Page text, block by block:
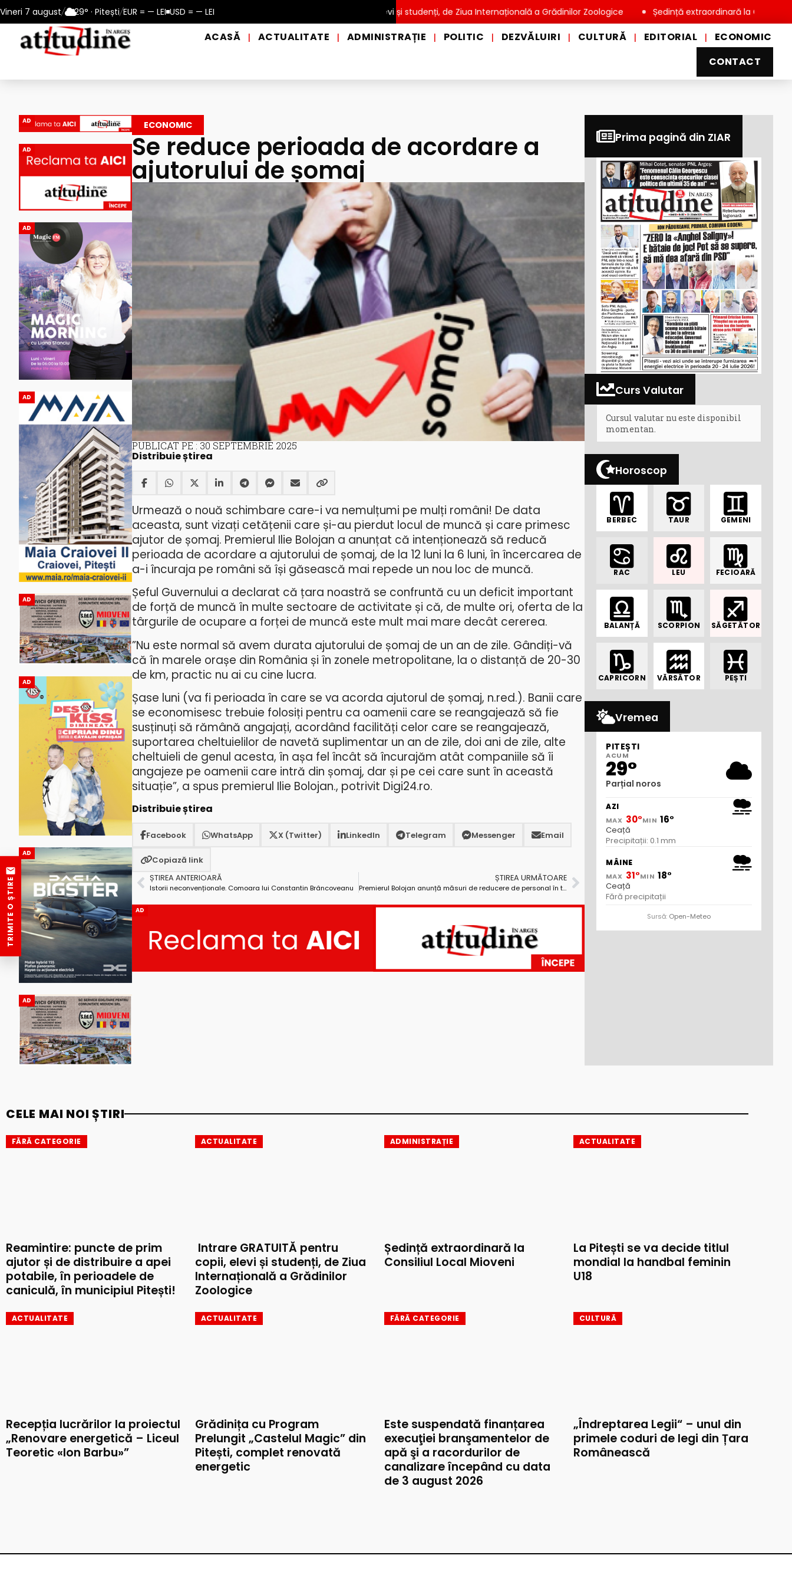
Vineri 7 august/ 29° · Pitești/EUR = — LEI USD = — LEI
de caniculă, în municipiul Pitești! Intrare GRATUITĂ pentru copii, elevi și studenți, de Ziua Internațională a Grădinilor Zoologice Ședință extraordinară la Consiliul Local
ACASĂ | ACTUALITATE | ADMINISTRAȚIE | POLITIC | DEZVĂLUIRI | CULTURĂ | EDITORIAL |
ECONOMIC
CONTACT
AD
AD
AD
AD
AD
AD
AD
AD
ECONOMIC
Se reduce perioada de acordare a
ajutorului de șomaj
PUBLICAT PE : 30 SEPTEMBRIE 2025
Distribuie știrea
Urmează o nouă schimbare care-i va nemulțumi pe mulți români! De data
aceasta, sunt vizați cetățenii care și-au pierdut locul de muncă și care primesc
ajutor de șomaj. Premierul Ilie Bolojan a anunțat că intenționează să reducă
perioada de acordare a ajutorului de șomaj, de la 12 luni la 6 luni, în încercarea de
a-i încuraja pe români să își găsească mai repede un nou loc de muncă.
Șeful Guvernului a declarat că țara noastră se confruntă cu un deficit important
de forță de muncă în multe sectoare de activitate și că, de multe ori, oferta de la
târgurile de ocupare a forței de muncă este mult mai mare decât cererea.
”Nu este normal să avem durata ajutorului de șomaj de un an de zile. Gândiți-vă
că în marele orașe din România și în zonele metropolitane, la o distanță de 20-30
de km, practic nu ai cu cine lucra.
Șase luni (va fi perioada în care se va acorda ajutorul de șomaj, n.red.). Banii care
se economisesc trebuie folosiți pentru ca oamenii care se reangajează să fie
susținuți să rămână angajați, acordând facilități celor care se reangajează,
suportarea cheltuielilor de navetă suplimentar un an de zile, doi ani de zile, alte
cheltuieli de genul acesta, în așa fel încât să încurajăm atât companiile să îi
angajeze pe oamenii care intră din șomaj, dar și pe cei care sunt în această
situație”, a spus premierul Ilie Bolojan., potrivit Digi24.ro.
Distribuie știrea
Facebook WhatsApp X (Twitter) LinkedIn Telegram Messenger Email
Copiază link
ȘTIREA ANTERIOARĂ
Istorii neconvenționale. Comoara lui Constantin Brâncoveanu
ȘTIREA URMĂTOARE
Premierul Bolojan anunță măsuri de reducere de personal în toate ministerele
AD
Prima pagină din ZIAR
Curs Valutar
Cursul valutar nu este disponibil
momentan.
Horoscop
BERBEC TAUR GEMENI
RAC LEU FECIOARĂ
BALANȚĂ SCORPION SĂGETĂTOR
CAPRICORN VĂRSĂTOR PEȘTI
Vremea
PITEȘTI
ACUM
29°
Parțial noros
AZI
MAX 30°MIN 16°
Ceață
Precipitații: 0.1 mm
MÂINE
MAX 31°MIN 18°
Ceață
Fără precipitații
Sursă: Open-Meteo
CELE MAI NOI ȘTIRI
FĂRĂ CATEGORIE
Reamintire: puncte de prim
ajutor și de distribuire a apei
potabile, în perioadele de
caniculă, în municipiul Pitești!
ACTUALITATE
Intrare GRATUITĂ pentru
copii, elevi și studenți, de Ziua
Internațională a Grădinilor
Zoologice
ADMINISTRAȚIE
Ședință extraordinară la
Consiliul Local Mioveni
ACTUALITATE
La Pitești se va decide titlul
mondial la handbal feminin
U18
ACTUALITATE
Recepția lucrărilor la proiectul
„Renovare energetică – Liceul
Teoretic «Ion Barbu»”
ACTUALITATE
Grădinița cu Program
Prelungit „Castelul Magic” din
Pitești, complet renovată
energetic
FĂRĂ CATEGORIE
Este suspendată finanțarea
execuţiei branşamentelor de
apă şi a racordurilor de
canalizare începând cu data
de 3 august 2026
CULTURĂ
„Îndreptarea Legii“ – unul din
primele coduri de legi din Țara
Românească
TRIMITE O ȘTIRE